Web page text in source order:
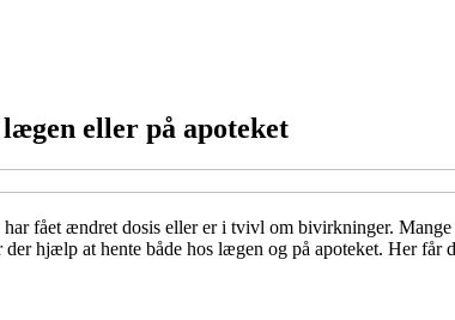
eller på apoteket
fået ændret dosis eller er i tvivl om bivirkninger.
hjælp at hente både hos lægen og på apoteket. Her